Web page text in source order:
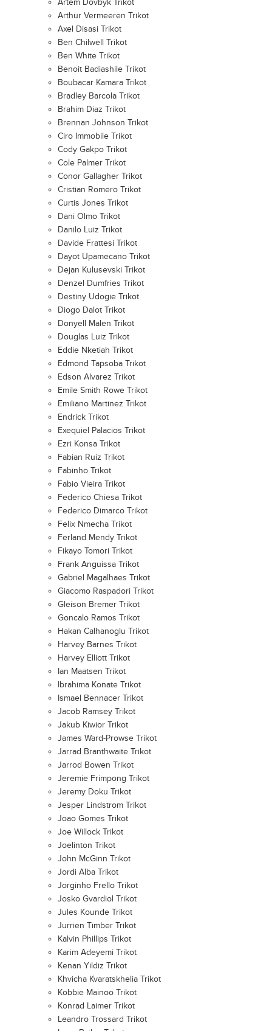
Artem Dovbyk Trikot
Arthur Vermeeren Trikot
Axel Disasi Trikot
Ben Chilwell Trikot
Ben White Trikot
Benoit Badiashile Trikot
Boubacar Kamara Trikot
Bradley Barcola Trikot
Brahim Diaz Trikot
Brennan Johnson Trikot
Ciro Immobile Trikot
Cody Gakpo Trikot
Cole Palmer Trikot
Conor Gallagher Trikot
Cristian Romero Trikot
Curtis Jones Trikot
Dani Olmo Trikot
Danilo Luiz Trikot
Davide Frattesi Trikot
Dayot Upamecano Trikot
Dejan Kulusevski Trikot
Denzel Dumfries Trikot
Destiny Udogie Trikot
Diogo Dalot Trikot
Donyell Malen Trikot
Douglas Luiz Trikot
Eddie Nketiah Trikot
Edmond Tapsoba Trikot
Edson Alvarez Trikot
Emile Smith Rowe Trikot
Emiliano Martinez Trikot
Endrick Trikot
Exequiel Palacios Trikot
Ezri Konsa Trikot
Fabian Ruiz Trikot
Fabinho Trikot
Fabio Vieira Trikot
Federico Chiesa Trikot
Federico Dimarco Trikot
Felix Nmecha Trikot
Ferland Mendy Trikot
Fikayo Tomori Trikot
Frank Anguissa Trikot
Gabriel Magalhaes Trikot
Giacomo Raspadori Trikot
Gleison Bremer Trikot
Goncalo Ramos Trikot
Hakan Calhanoglu Trikot
Harvey Barnes Trikot
Harvey Elliott Trikot
Ian Maatsen Trikot
Ibrahima Konate Trikot
Ismael Bennacer Trikot
Jacob Ramsey Trikot
Jakub Kiwior Trikot
James Ward-Prowse Trikot
Jarrad Branthwaite Trikot
Jarrod Bowen Trikot
Jeremie Frimpong Trikot
Jeremy Doku Trikot
Jesper Lindstrom Trikot
Joao Gomes Trikot
Joe Willock Trikot
Joelinton Trikot
John McGinn Trikot
Jordi Alba Trikot
Jorginho Frello Trikot
Josko Gvardiol Trikot
Jules Kounde Trikot
Jurrien Timber Trikot
Kalvin Phillips Trikot
Karim Adeyemi Trikot
Kenan Yildiz Trikot
Khvicha Kvaratskhelia Trikot
Kobbie Mainoo Trikot
Konrad Laimer Trikot
Leandro Trossard Trikot